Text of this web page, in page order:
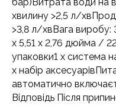
хвилину >2,5 л/
>3,8 л/хвВага виробу:
x 5,51 x 2,76 дюйма /
упаковки1 x система
x набір
автоматично
Відповідь Після